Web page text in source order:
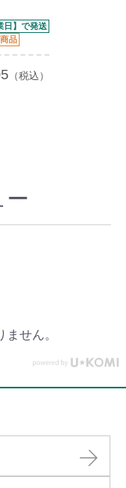
日】で発送
品
（税込）
ー
せん。